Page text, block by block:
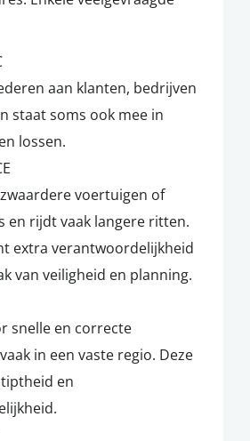
aan klanten, bedrijven
staat soms ook mee in
lossen.
voertuigen of
en rijdt vaak langere ritten.
extra verantwoordelijkheid
van veiligheid en planning.
snelle en correcte
in een vaste regio. Deze
en